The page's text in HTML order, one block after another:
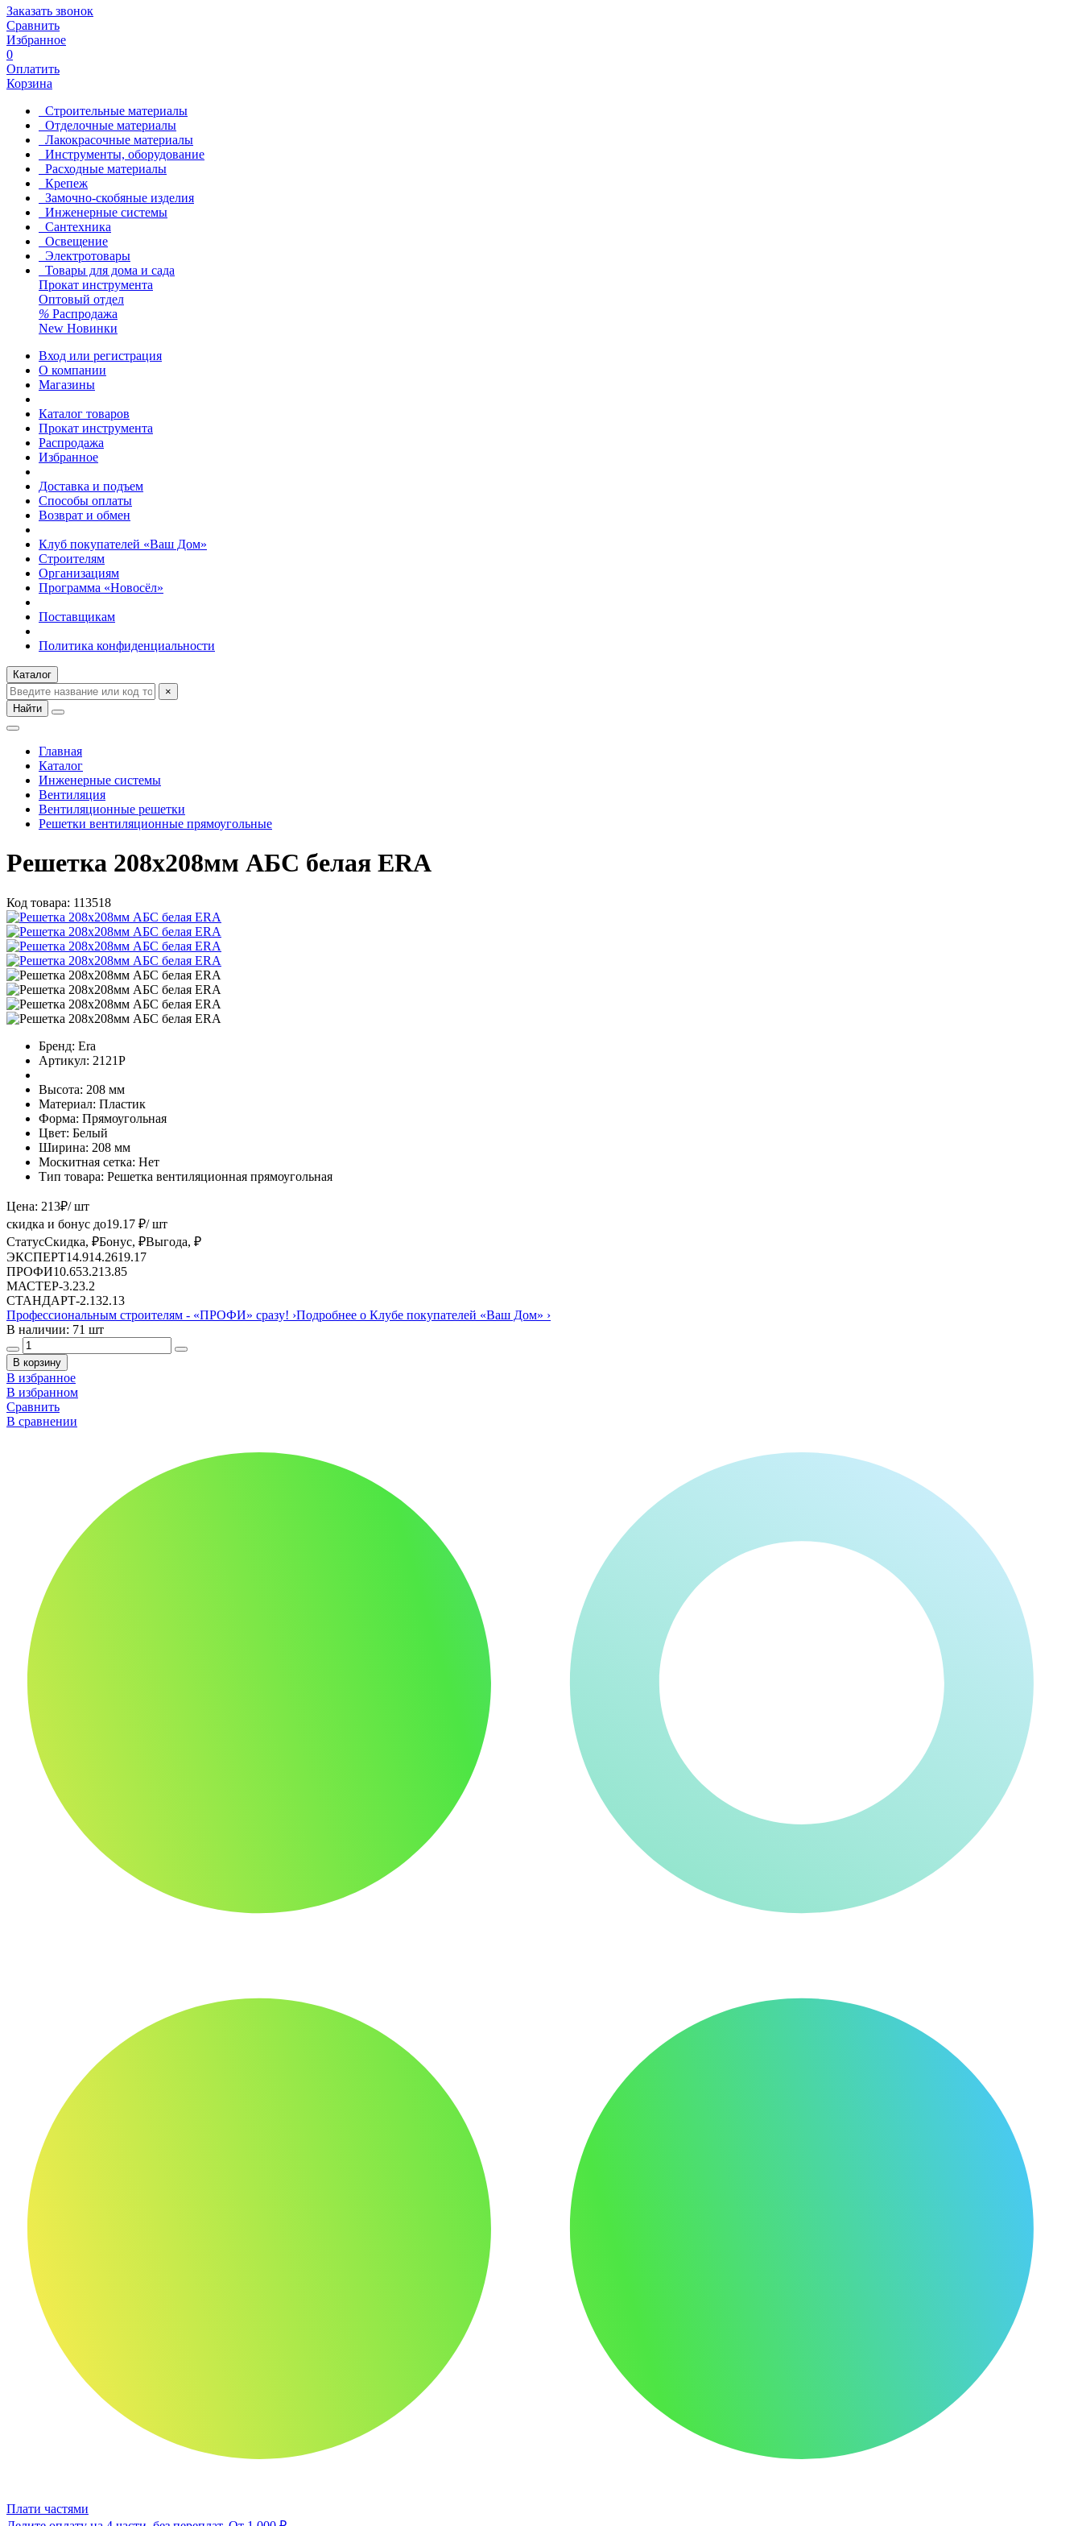
Заказать звонок
Сравнить
Избранное
0
Оплатить
Корзина
Строительные материалы
Отделочные материалы
Лакокрасочные материалы
Инструменты, оборудование
Расходные материалы
Крепеж
Замочно-скобяные изделия
Инженерные системы
Сантехника
Освещение
Электротовары
Товары для дома и сада
Прокат инструмента
Оптовый отдел
% Распродажа
New Новинки
Вход или регистрация
О компании
Магазины
Каталог товаров
Прокат инструмента
Распродажа
Избранное
Доставка и подъем
Способы оплаты
Возврат и обмен
Клуб покупателей «Ваш Дом»
Строителям
Организациям
Программа «Новосёл»
Поставщикам
Политика конфиденциальности
Каталог
×
Найти
Главная
Каталог
Инженерные системы
Вентиляция
Вентиляционные решетки
Решетки вентиляционные прямоугольные
Решетка 208х208мм АБС белая ERA
Код товара: 113518
Бренд: Era
Артикул: 2121Р
Высота: 208 мм
Материал: Пластик
Форма: Прямоугольная
Цвет: Белый
Ширина: 208 мм
Москитная сетка: Нет
Тип товара: Решетка вентиляционная прямоугольная
Цена: 213₽/ шт
скидка и бонус до19.17 ₽/ шт
СтатусСкидка, ₽Бонус, ₽Выгода, ₽
ЭКСПЕРТ14.914.2619.17
ПРОФИ10.653.213.85
МАСТЕР-3.23.2
СТАНДАРТ-2.132.13
Профессиональным строителям - «ПРОФИ» сразу! ›Подробнее о Клубе покупателей «Ваш Дом» ›
В наличии: 71 шт
В корзину
В избранное
В избранном
Сравнить
В сравнении
Плати частями